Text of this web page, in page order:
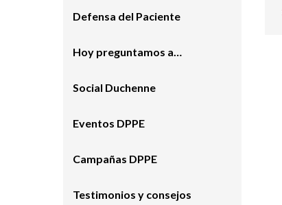
Defensa del Paciente
Hoy preguntamos a…
Social Duchenne
Eventos DPPE
Campañas DPPE
Testimonios y consejos